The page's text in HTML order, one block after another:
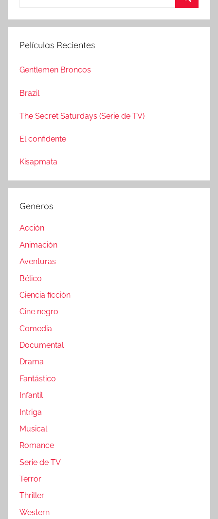
s
a
:
u
Películas Recientes
Gentlemen Broncos
Brazil
The Secret Saturdays (Serie de TV)
El confidente
Kisapmata
Generos
Acción
Animación
Aventuras
Bélico
Ciencia ficción
Cine negro
Comedia
Documental
Drama
Fantástico
Infantil
Intriga
Musical
Romance
Serie de TV
Terror
Thriller
Western